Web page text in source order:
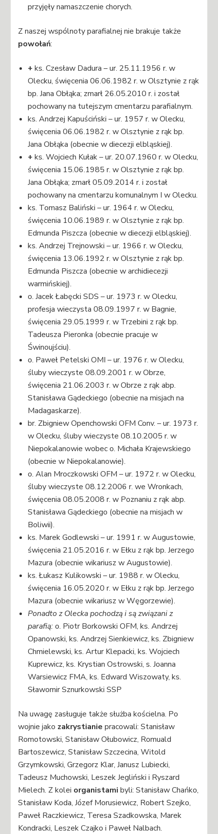
przyjęły namaszczenie chorych.
Z naszej wspólnoty parafialnej nie brakuje także
powołań:
+ ks. Czesław Dadura – ur. 25.11.1956 r. w
Olecku, święcenia 06.06.1982 r. w Olsztynie z rąk
bp. Jana Obłąka; zmarł 26.05.2010 r. i został
pochowany na tutejszym cmentarzu parafialnym.
ks. Andrzej Kapuściński – ur. 1957 r. w Olecku,
święcenia 06.06.1982 r. w Olsztynie z rąk bp.
Jana Obłąka (obecnie w diecezji elbląskiej).
+ ks. Wojciech Kułak – ur. 20.07.1960 r. w Olecku,
święcenia 15.06.1985 r. w Olsztynie z rąk bp.
Jana Obłąka; zmarł 05.09.2014 r. i został
pochowany na cmentarzu komunalnym I w Olecku.
ks. Tomasz Baliński – ur. 1964 r. w Olecku,
święcenia 10.06.1989 r. w Olsztynie z rąk bp.
Edmunda Piszcza (obecnie w diecezji elbląskiej).
ks. Andrzej Trejnowski – ur. 1966 r. w Olecku,
święcenia 13.06.1992 r. w Olsztynie z rąk bp.
Edmunda Piszcza (obecnie w archidiecezji
warmińskiej).
o. Jacek Łabęcki SDS – ur. 1973 r. w Olecku,
profesja wieczysta 08.09.1997 r. w Bagnie,
święcenia 29.05.1999 r. w Trzebini z rąk bp.
Tadeusza Pieronka (obecnie pracuje w
Świnoujściu).
o. Paweł Petelski OMI – ur. 1976 r. w Olecku,
śluby wieczyste 08.09.2001 r. w Obrze,
święcenia 21.06.2003 r. w Obrze z rąk abp.
Stanisława Gądeckiego (obecnie na misjach na
Madagaskarze).
br. Zbigniew Openchowski OFM Conv. – ur. 1973 r.
w Olecku, śluby wieczyste 08.10.2005 r. w
Niepokalanowie wobec o. Michała Krajewskiego
(obecnie w Niepokalanowie).
o. Alan Mroczkowski OFM – ur. 1972 r. w Olecku,
śluby wieczyste 08.12.2006 r. we Wronkach,
święcenia 08.05.2008 r. w Poznaniu z rąk abp.
Stanisława Gądeckiego (obecnie na misjach w
Boliwii).
ks. Marek Godlewski – ur. 1991 r. w Augustowie,
święcenia 21.05.2016 r. w Ełku z rąk bp. Jerzego
Mazura (obecnie wikariusz w Augustowie).
ks. Łukasz Kulikowski – ur. 1988 r. w Olecku,
święcenia 16.05.2020 r. w Ełku z rąk bp. Jerzego
Mazura (obecnie wikariusz w Węgorzewie).
Ponadto z Olecka pochodzą i są związani z
parafią:o. Piotr Borkowski OFM, ks. Andrzej
Opanowski, ks. Andrzej Sienkiewicz, ks. Zbigniew
Chmielewski, ks. Artur Klepacki, ks. Wojciech
Kuprewicz, ks. Krystian Ostrowski, s. Joanna
Warsiewicz FMA, ks. Edward Wiszowaty, ks.
Sławomir Sznurkowski SSP
Na uwagę zasługuje także służba kościelna. Po
wojnie jako zakrystianie pracowali: Stanisław
Romotowski, Stanisław Ołubowicz, Romuald
Bartoszewicz, Stanisław Szczecina, Witold
Grzymkowski, Grzegorz Klar, Janusz Lubiecki,
Tadeusz Muchowski, Leszek Jegliński i Ryszard
Mielech. Z kolei organistami byli: Stanisław Chańko,
Stanisław Koda, Józef Morusiewicz, Robert Szejko,
Paweł Raczkiewicz, Teresa Szadkowska, Marek
Kondracki, Leszek Czajko i Paweł Nalbach.